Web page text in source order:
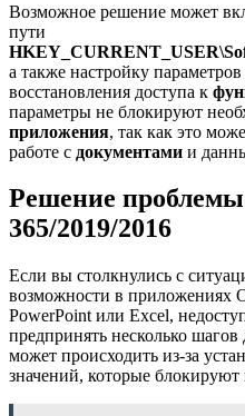
Возможное решение может
пути
а также настройку параметров
восстановления доступа к
параметры не блокируют
приложения, так как это
работе с документами и
Решение
365/2019/2016
Если вы столкнулись с
возможности в приложениях
PowerPoint или Excel,
предпринять несколько
может происходить из-за
значений, которые